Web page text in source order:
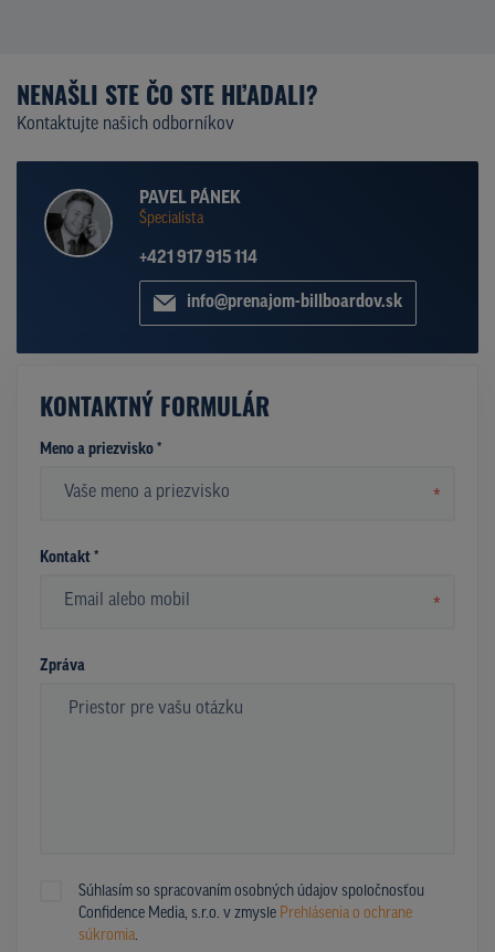
NENAŠLI STE ČO STE HĽADALI?
Kontaktujte našich odborníkov
PAVEL PÁNEK
Špecialista
+421 917 915 114
info@prenajom-billboardov.sk
KONTAKTNÝ FORMULÁR
Meno a priezvisko *
*
Kontakt *
*
Zpráva
Súhlasím so spracovaním osobných údajov spoločnosťou
Confidence Media, s.r.o. v zmysle Prehlásenia o ochrane
súkromia.